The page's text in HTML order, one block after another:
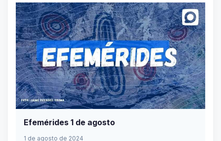
Efemérides 1 de agosto
1 de agosto de 2024